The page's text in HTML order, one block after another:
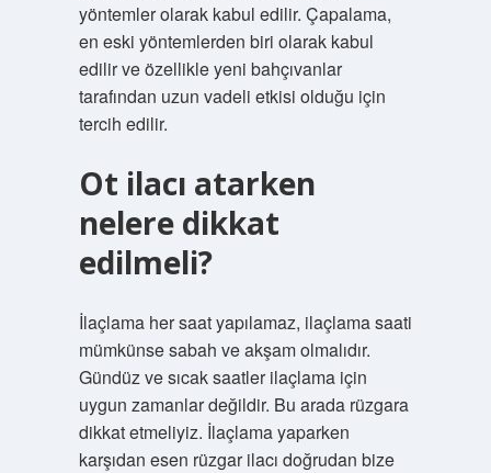
yöntemler olarak kabul edilir. Çapalama,
en eski yöntemlerden biri olarak kabul
edilir ve özellikle yeni bahçıvanlar
tarafından uzun vadeli etkisi olduğu için
tercih edilir.
Ot ilacı atarken
nelere dikkat
edilmeli?
İlaçlama her saat yapılamaz, ilaçlama saati
mümkünse sabah ve akşam olmalıdır.
Gündüz ve sıcak saatler ilaçlama için
uygun zamanlar değildir. Bu arada rüzgara
dikkat etmeliyiz. İlaçlama yaparken
karşıdan esen rüzgar ilacı doğrudan bize